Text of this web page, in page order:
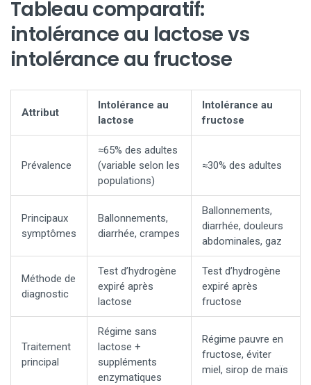
Tableau comparatif:
intolérance au lactose vs
intolérance au fructose
Attribut
Intolérance au
lactose
Intolérance au
fructose
Prévalence
≈65% des adultes
(variable selon les
populations)
≈30% des adultes
Principaux
symptômes
Ballonnements,
diarrhée, crampes
Ballonnements,
diarrhée, douleurs
abdominales, gaz
Méthode de
diagnostic
Test d’hydrogène
expiré après
lactose
Test d’hydrogène
expiré après
fructose
Traitement
principal
Régime sans
lactose +
suppléments
enzymatiques
Régime pauvre en
fructose, éviter
miel, sirop de maïs